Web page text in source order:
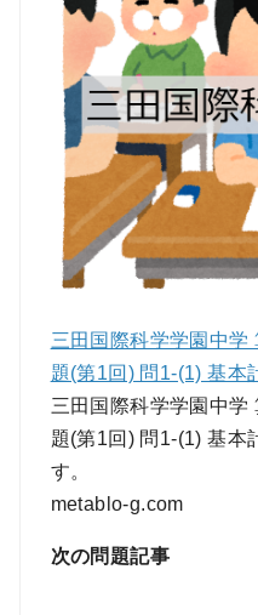
三田国際科学学園中学
題(第1回) 問1-(1) 基本
三田国際科学学園中学
題(第1回) 問1-(1) 基本
す。
metablo-g.com
次の問題記事